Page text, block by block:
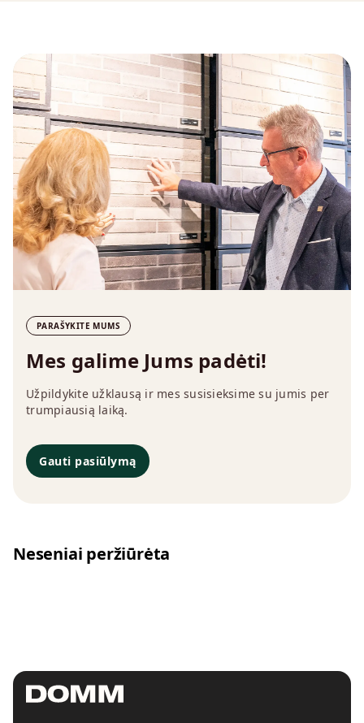
PARAŠYKITE MUMS
Mes galime Jums padėti!
Užpildykite užklausą ir mes susisieksime su jumis per
trumpiausią laiką.
Gauti pasiūlymą
Neseniai peržiūrėta